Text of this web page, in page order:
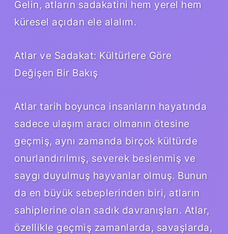
Gelin, atların sadakatini hem yerel hem
küresel açıdan ele alalım.
Atlar ve Sadakat: Kültürlere Göre
Değişen Bir Bakış
Atlar tarih boyunca insanların hayatında
sadece ulaşım aracı olmanın ötesine
geçmiş, aynı zamanda birçok kültürde
onurlandırılmış, severek beslenmiş ve
saygı duyulmuş hayvanlar olmuş. Bunun
da en büyük sebeplerinden biri, atların
sahiplerine olan sadık davranışları. Atlar,
özellikle geçmiş zamanlarda, savaşlarda,